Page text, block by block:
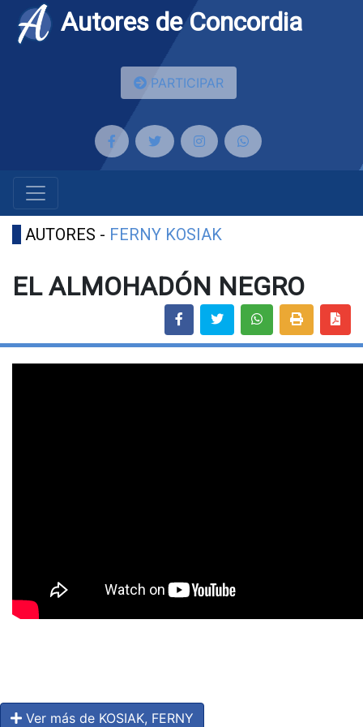
Autores de Concordia
PARTICIPAR
AUTORES - FERNY KOSIAK
EL ALMOHADÓN NEGRO
Ver más de KOSIAK, FERNY